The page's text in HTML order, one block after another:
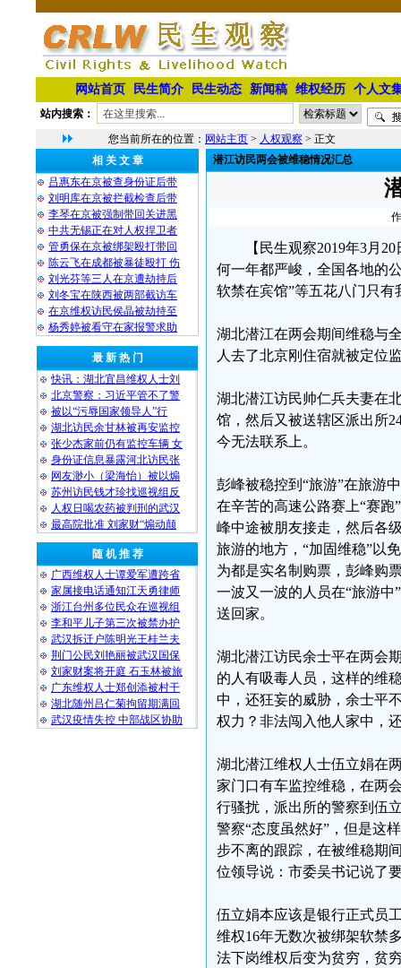
网站首页 民生简介 民生动态 新闻稿 维权经历 个人文
站内搜索：
您当前所在的位置： 网站主页 > 人权观察 > 正文
相 关 文 章
吕惠东在京被查身份证后带
刘明库在京被拦截检查后带
李琴在京被强制带回关进黑
中共无锡正在对人权捍卫者
管勇保在京被绑架殴打带回
陈云飞在成都被暴徒殴打 伤
刘光芬等三人在京遭劫持后
刘冬宝在陕西被两部截访车
在京维权访民侯晶被劫持至
杨秀婷被看守在家报警求助
最 新 热 门
快讯：湖北宜昌维权人士刘
北京警察：习近平管不了警
被以“污辱国家领导人”行
湖北访民余甘林被再安监控
张少杰家前仍有监控车辆 女
身份证信息暴露河北访民张
网友渺小（梁海怡）被以煽
苏州访民钱才珍找巡视组反
人权日喝农药被判刑的武汉
最高院批准 刘家财“煽动颠
随 机 推 荐
广西维权人士谭爱军遭跨省
家属接电话通知江天勇律师
浙江台州多位民众在巡视组
李和平儿子第三次被禁办护
武汉拆迁户陈明光王桂兰夫
荆门公民刘艳丽被武汉国保
刘家财案将开庭 石玉林被旅
广东维权人士郑创添被村干
湖北随州吕仁菊拘留期满回
武汉疫情失控 中部战区协助
潜江访民两会被维稳情况汇总
【民生观察2019年3月
何一年都严峻，全国各地的
软禁在宾馆”等五花八门只
湖北潜江在两会期间维稳与
人去了北京刚住宿就被定位
湖北潜江访民帅仁兵夫妻在
馆，然后又被送辖区派出所
今无法联系上。
彭峰被稳控到“旅游”在旅游
在辛苦的高速公路赛上“赛跑
峰中途被朋友接走，然后各
旅游的地方，“加固维稳”以
为都是实名制购票，彭峰购
一波又一波的人员在“旅游中
送回家。
湖北潜江访民余士平在两会
的人有吸毒人员，这样的维
中，还狂妄的威胁，余士平
权力？非法闯入他人家中，
湖北潜江维权人士伍立娟在
家门口有车监控维稳，在两
行骚扰，派出所的警察到伍
警察“态度虽然好”，但是这
步不离的跟踪，在被维稳期
位领导说：市委吴书记说了
伍立娟本应该是银行正式员
维权16年无数次被绑架软禁
法下岗维权后变为贫穷，贫